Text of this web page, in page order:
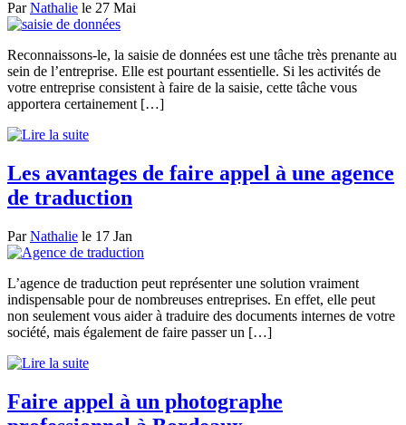
ParNathalie le 27 Mai
Reconnaissons-le, la saisie de données est une tâche très prenante au
sein de l’entreprise. Elle est pourtant essentielle. Si les activités de
votre entreprise consistent à faire de la saisie, cette tâche vous
apportera certainement […]
Les avantages de faire appel à une agence
de traduction
ParNathalie le 17 Jan
L’agence de traduction peut représenter une solution vraiment
indispensable pour de nombreuses entreprises. En effet, elle peut
non seulement vous aider à traduire des documents internes de votre
société, mais également de faire passer un […]
Faire appel à un photographe